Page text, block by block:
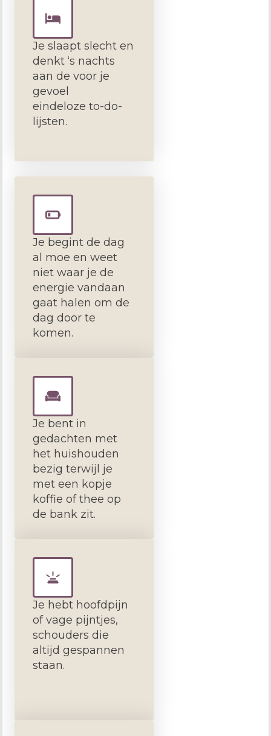
Je slaapt slecht en
denkt ‘s nachts
aan de voor je
gevoel
eindeloze to-do-
lijsten.
Je begint de dag
al moe en weet
niet waar je de
energie vandaan
gaat halen om de
dag door te
komen.
Je bent in
gedachten met
het huishouden
bezig terwijl je
met een kopje
koffie of thee op
de bank zit.
Je hebt hoofdpijn
of vage pijntjes,
schouders die
altijd gespannen
staan.